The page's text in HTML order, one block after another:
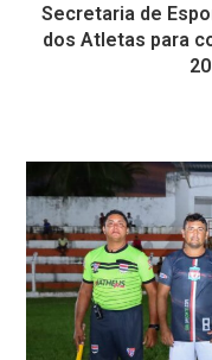
Secretaria de
dos Atletas para